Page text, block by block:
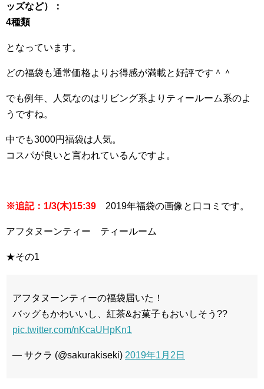
ッズなど）：
4種類
となっています。
どの福袋も通常価格よりお得感が満載と好評です＾＾
でも例年、人気なのはリビング系よりティールーム系のよ
うですね。
中でも3000円福袋は人気。
コスパが良いと言われているんですよ。
※追記：1/3(木)15:39 2019年福袋の画像と口コミです。
アフタヌーンティー ティールーム
★その1
アフタヌーンティーの福袋届いた！
バッグもかわいいし、紅茶&お菓子もおいしそう??
pic.twitter.com/nKcaUHpKn1
— サクラ (@sakurakiseki) 2019年1月2日